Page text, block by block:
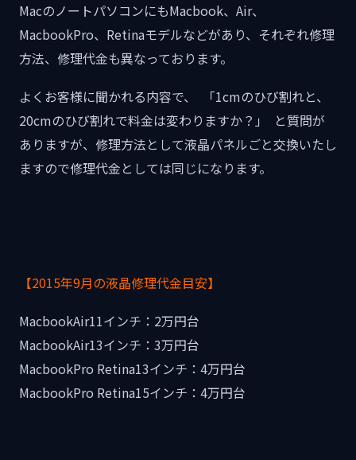
MacのノートパソコンにもMacbook、Air、
MacbookPro、Retinaモデルなどがあり、それぞれ修理
方法、修理代金も異なっております。
よくお客様に聞かれる内容で、 「1cmのひび割れと、
20cmのひび割れで料金は変わりますか？」 と質問が
ありますが、修理方法として液晶パネルごと交換いたし
ますので修理代金としては同じになります。
【2015年9月の液晶修理代金目安】
MacbookAir11インチ：2万円台
MacbookAir13インチ：3万円台
MacbookPro Retina13インチ：4万円台
MacbookPro Retina15インチ：4万円台